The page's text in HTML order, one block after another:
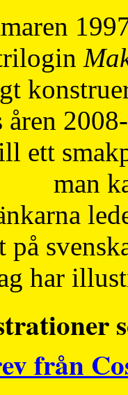
åren
ett
man
på
har
från